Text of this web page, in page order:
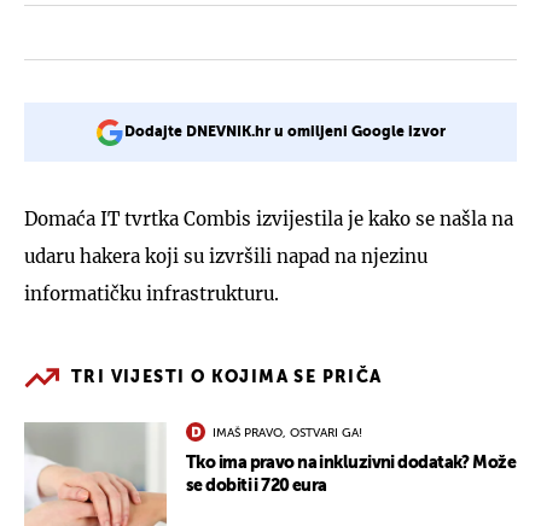
Dodajte DNEVNIK.hr u omiljeni Google izvor
Domaća IT tvrtka Combis izvijestila je kako se našla na
udaru hakera koji su izvršili napad na njezinu
informatičku infrastrukturu.
TRI VIJESTI O KOJIMA SE PRIČA
IMAŠ PRAVO, OSTVARI GA!
Tko ima pravo na inkluzivni dodatak? Može
se dobiti i 720 eura